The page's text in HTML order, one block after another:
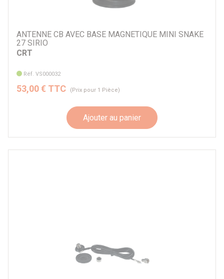
ANTENNE CB AVEC BASE MAGNETIQUE MINI SNAKE
27 SIRIO
CRT
Réf. VS000032
53,00 € TTC (Prix pour 1 Pièce)
Ajouter au panier